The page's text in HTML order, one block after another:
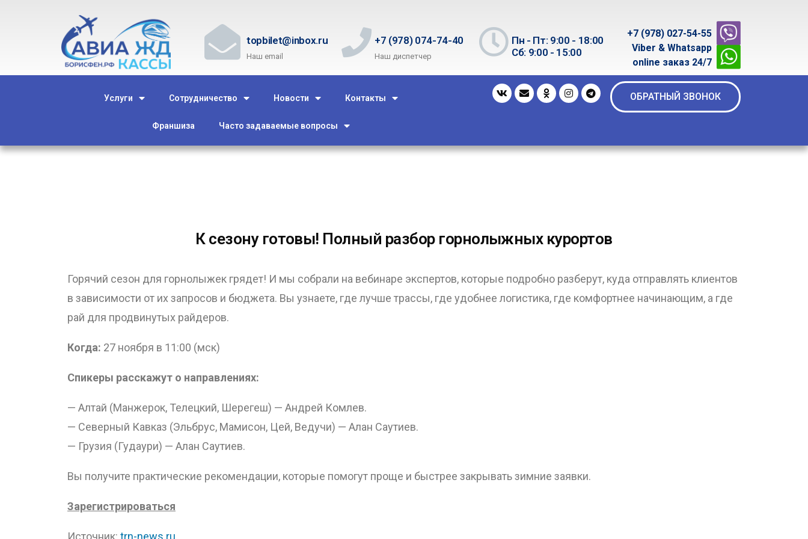
topbilet@inbox.ru
Наш email
+7 (978) 074-74-40
Наш диспетчер
Пн - Пт: 9:00 - 18:00
Сб: 9:00 - 15:00
+7 (978) 027-54-55
Viber & Whatsapp
online заказ 24/7
Услуги Сотрудничество Новости Контакты
Франшиза Часто задаваемые вопросы
ОБРАТНЫЙ ЗВОНОК
К сезону готовы! Полный разбор горнолыжных курортов
Горячий сезон для горнолыжек грядет! И мы собрали на вебинаре экспертов, которые подробно разберут, куда отправлять клиентов
в зависимости от их запросов и бюджета. Вы узнаете, где лучше трассы, где удобнее логистика, где комфортнее начинающим, а где
рай для продвинутых райдеров.
Когда: 27 ноября в 11:00 (мск)
Спикеры расскажут о направлениях:
— Алтай (Манжерок, Телецкий, Шерегеш) — Андрей Комлев.
— Северный Кавказ (Эльбрус, Мамисон, Цей, Ведучи) — Алан Саутиев.
— Грузия (Гудаури) — Алан Саутиев.
Вы получите практические рекомендации, которые помогут проще и быстрее закрывать зимние заявки.
Зарегистрироваться
Источник: trn-news.ru